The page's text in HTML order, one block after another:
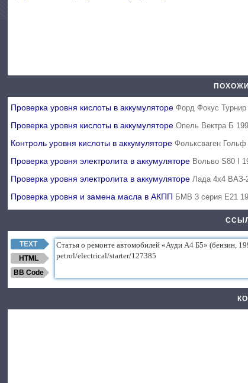
Проверка уровня кислоты в аккумулятореФорд Фокус Турнир
Проверка уровня кислоты в аккумулятореОпель Вектра Б
Контроль уровня кислоты в аккумулятореФольксваген
Проверка уровня электролита в аккумуляторе Вольво S80 I
Проверка уровня электролита в аккумуляторе Лада 4х4 ВАЗ-
Проверка уровня и замена масла в АКПП БМВ 3 серия Е21
TEXT
HTML
BB Code